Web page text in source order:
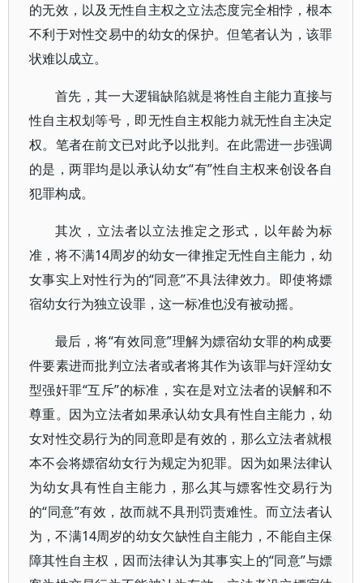
的无效，以及无性自主权之立法态度完全相悖，根本
不利于对性交易中的幼女的保护。但笔者认为，该罪
状难以成立。
首先，其一大逻辑缺陷就是将性自主能力直接与
性自主权划等号，即无性自主权能力就无性自主决定
权。笔者在前文已对此予以批判。在此需进一步强调
的是，两罪均是以承认幼女“有”性自主权来创设各自
犯罪构成。
其次，立法者以立法推定之形式，以年龄为标
准，将不满14周岁的幼女一律推定无性自主能力，幼
女事实上对性行为的“同意”不具法律效力。即使将嫖
宿幼女行为独立设罪，这一标准也没有被动摇。
最后，将“有效同意”理解为嫖宿幼女罪的构成要
件要素进而批判立法者或者将其作为该罪与奸淫幼女
型强奸罪“互斥”的标准，实在是对立法者的误解和不
尊重。因为立法者如果承认幼女具有性自主能力，幼
女对性交易行为的同意即是有效的，那么立法者就根
本不会将嫖宿幼女行为规定为犯罪。因为如果法律认
为幼女具有性自主能力，那么其与嫖客性交易行为
的“同意”有效，故而就不具刑罚责难性。而立法者认
为，不满14周岁的幼女欠缺性自主能力，不能自主保
障其性自主权，因而法律认为其事实上的“同意”与嫖